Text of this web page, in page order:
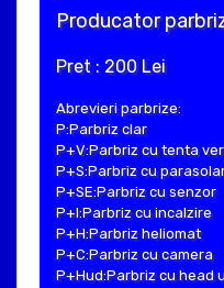
Producator
Pret : 200 Lei
Abrevieri parbrize:
P:Parbriz clar
P+V:Parbriz cu tenta
P+S:Parbriz cu
P+SE:Parbriz cu senzor
P+I:Parbriz cu incalzire
P+H:Parbriz heliomat
P+C:Parbriz cu camera
P+Hud:Parbriz cu head